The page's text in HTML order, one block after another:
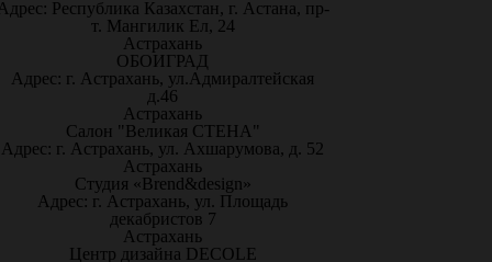
Республика Казахстан, г. Астана, пр-
т. Мангилик Ел, 24
Астрахань
ОБОИГРАД
Адрес: г. Астрахань, ул.Адмиралтейская
д.46
Астрахань
Салон "Великая СТЕНА"
Адрес: г. Астрахань, ул. Ахшарумова, д. 52
Астрахань
Студия «Brend&design»
Адрес: г. Астрахань, ул. Площадь
декабристов 7
Астрахань
Центр дизайна DECOLE